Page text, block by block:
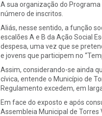
A sua organização do
número de inscritos.
Aliás, nesse sentido, a função
escalões A e B da Ação Social
despesa, uma vez que se
e jovens que participem no
Assim, considerando-se ainda
cívica, entende o Município de
Regulamento excedem, em
Em face do exposto e após
Assembleia Municipal de